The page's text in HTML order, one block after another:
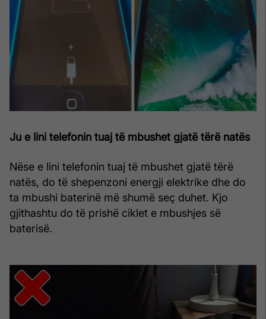
Ju e lini telefonin tuaj të mbushet gjatë tërë natës
Nëse e lini telefonin tuaj të mbushet gjatë tërë
natës, do të shepenzoni energji elektrike dhe do
ta mbushi baterinë më shumë seç duhet. Kjo
gjithashtu do të prishë ciklet e mbushjes së
baterisë.